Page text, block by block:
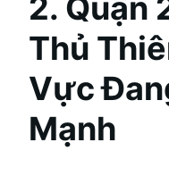
Thủ
Vực
Mạnh